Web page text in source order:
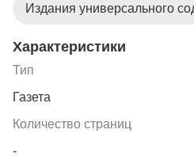
Издания универсального
Характеристики
Тип
Газета
Количество страниц
-